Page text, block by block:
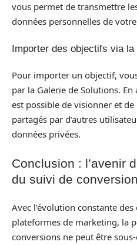
vous permet de transmettre
données personnelles de
Importer des objectifs via
Pour importer un objectif,
par la Galerie de Solutions.
est possible de visionner et
partagés par d’autres
données privées.
Conclusion : l’avenir
du suivi de conversion
Avec l’évolution constante
plateformes de marketing, la
conversions ne peut être